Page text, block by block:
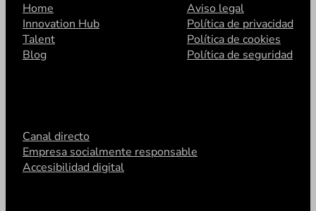
Home
Innovation Hub
Talent
Blog
Aviso legal
Política de privacidad
Política de cookies
Política de seguridad
Canal directo
Empresa socialmente responsable
Accesibilidad digital